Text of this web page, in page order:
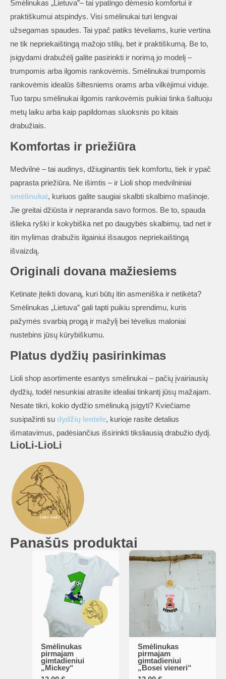
Smėlinukas „Lietuva”– tai ypatingo dėmesio komfortui ir
praktiškumui atspindys. Visi smėlinukai turi lengvai
užsegamas spaudes. Tai ypač patiks tėveliams, kurie vertina
ne tik nepriekaištingą mažojo stilių, bet ir praktiškumą. Be to,
įsigydami drabužėlį galite pasirinkti ir norimą jo modelį –
trumpomis arba ilgomis rankovėmis. Smėlinukai trumpomis
rankovėmis idealūs šiltesniems orams arba vilkėjimui viduje.
Tuo tarpu smėlinukai ilgomis rankovėmis puikiai tinka šaltuoju
metų laiku arba kaip papildomas sluoksnis po kitais
drabužiais.
Komfortas ir priežiūra
Medvilnė – tai audinys, džiuginantis tiek komfortu, tiek ir ypač
paprasta priežiūra. Ne išimtis – ir Lioli shop medvilniniai
smėlinukai, kuriuos galite saugiai skalbti skalbimo mašinoje.
Jie greitai džiūsta ir nepraranda savo formos. Be to, spauda
išlieka ryški ir kokybiška net po daugybės skalbimų, tad net ir
itin mylimas drabužis ilgainiui išsaugos nepriekaištingą
išvaizdą.
Originali dovana mažiesiems
Ketinate įteikti dovaną, kuri būtų itin asmeniška ir netikėta?
Smėlinukas „Lietuva” gali tapti puikiu sprendimu, kuris
pažymės svarbią progą ir mažylį bei tėvelius maloniai
nustebins jūsų kūrybiškumu.
Platus dydžių pasirinkimas
Lioli shop asortimente esantys smėlinukai – pačių įvairiausių
dydžių, todėl nesunkiai atrasite idealiai tinkantį jūsų mažajam.
Nesate tikri, kokio dydžio smėlinuką įsigyti? Kviečiame
susipažinti su dydžių lentele, kurioje rasite detalius
išmatavimus, padėsiančius išsirinkti tiksliausią drabužio dydį.
LioLi-LioLi
Panašūs produktai
Smėlinukas
pirmajam
gimtadieniui
„Mickey“
This
product
has
Smėlinukas
pirmajam
gimtadieniui
„Bosei vieneri“
This
product
has